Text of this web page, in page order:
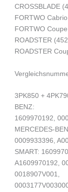
CROSSBLADE
FORTWO
FORTWO
ROADSTER
ROADSTER
3PK850 +
BENZ:
1609970192,
MERCEDES-
0009933396,
SMART:
A1609970192,
0018907V001,